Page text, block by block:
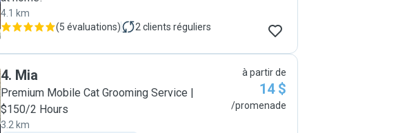
4.1 km
(5 évaluations) 2 clients réguliers
4. Mia
Premium Mobile Cat Grooming Service |
$150/2 Hours
3.2 km
à partir de
14 $
/promenade